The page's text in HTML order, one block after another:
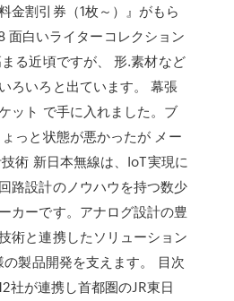
金割引券（1枚～）』がもら
面白いライターコレクション
る近頃ですが、 形.素材など
ろいろと出ています。 幕張
ット で手に入れました。ブ
っと状態が悪かったが メー
術 新日本無線は、IoT実現に
路設計のノウハウを持つ数少
カーです。アナログ設計の豊
術と連携したソリューション
製品開発を支えます。 目次
社が連携し首都圏のJR東日